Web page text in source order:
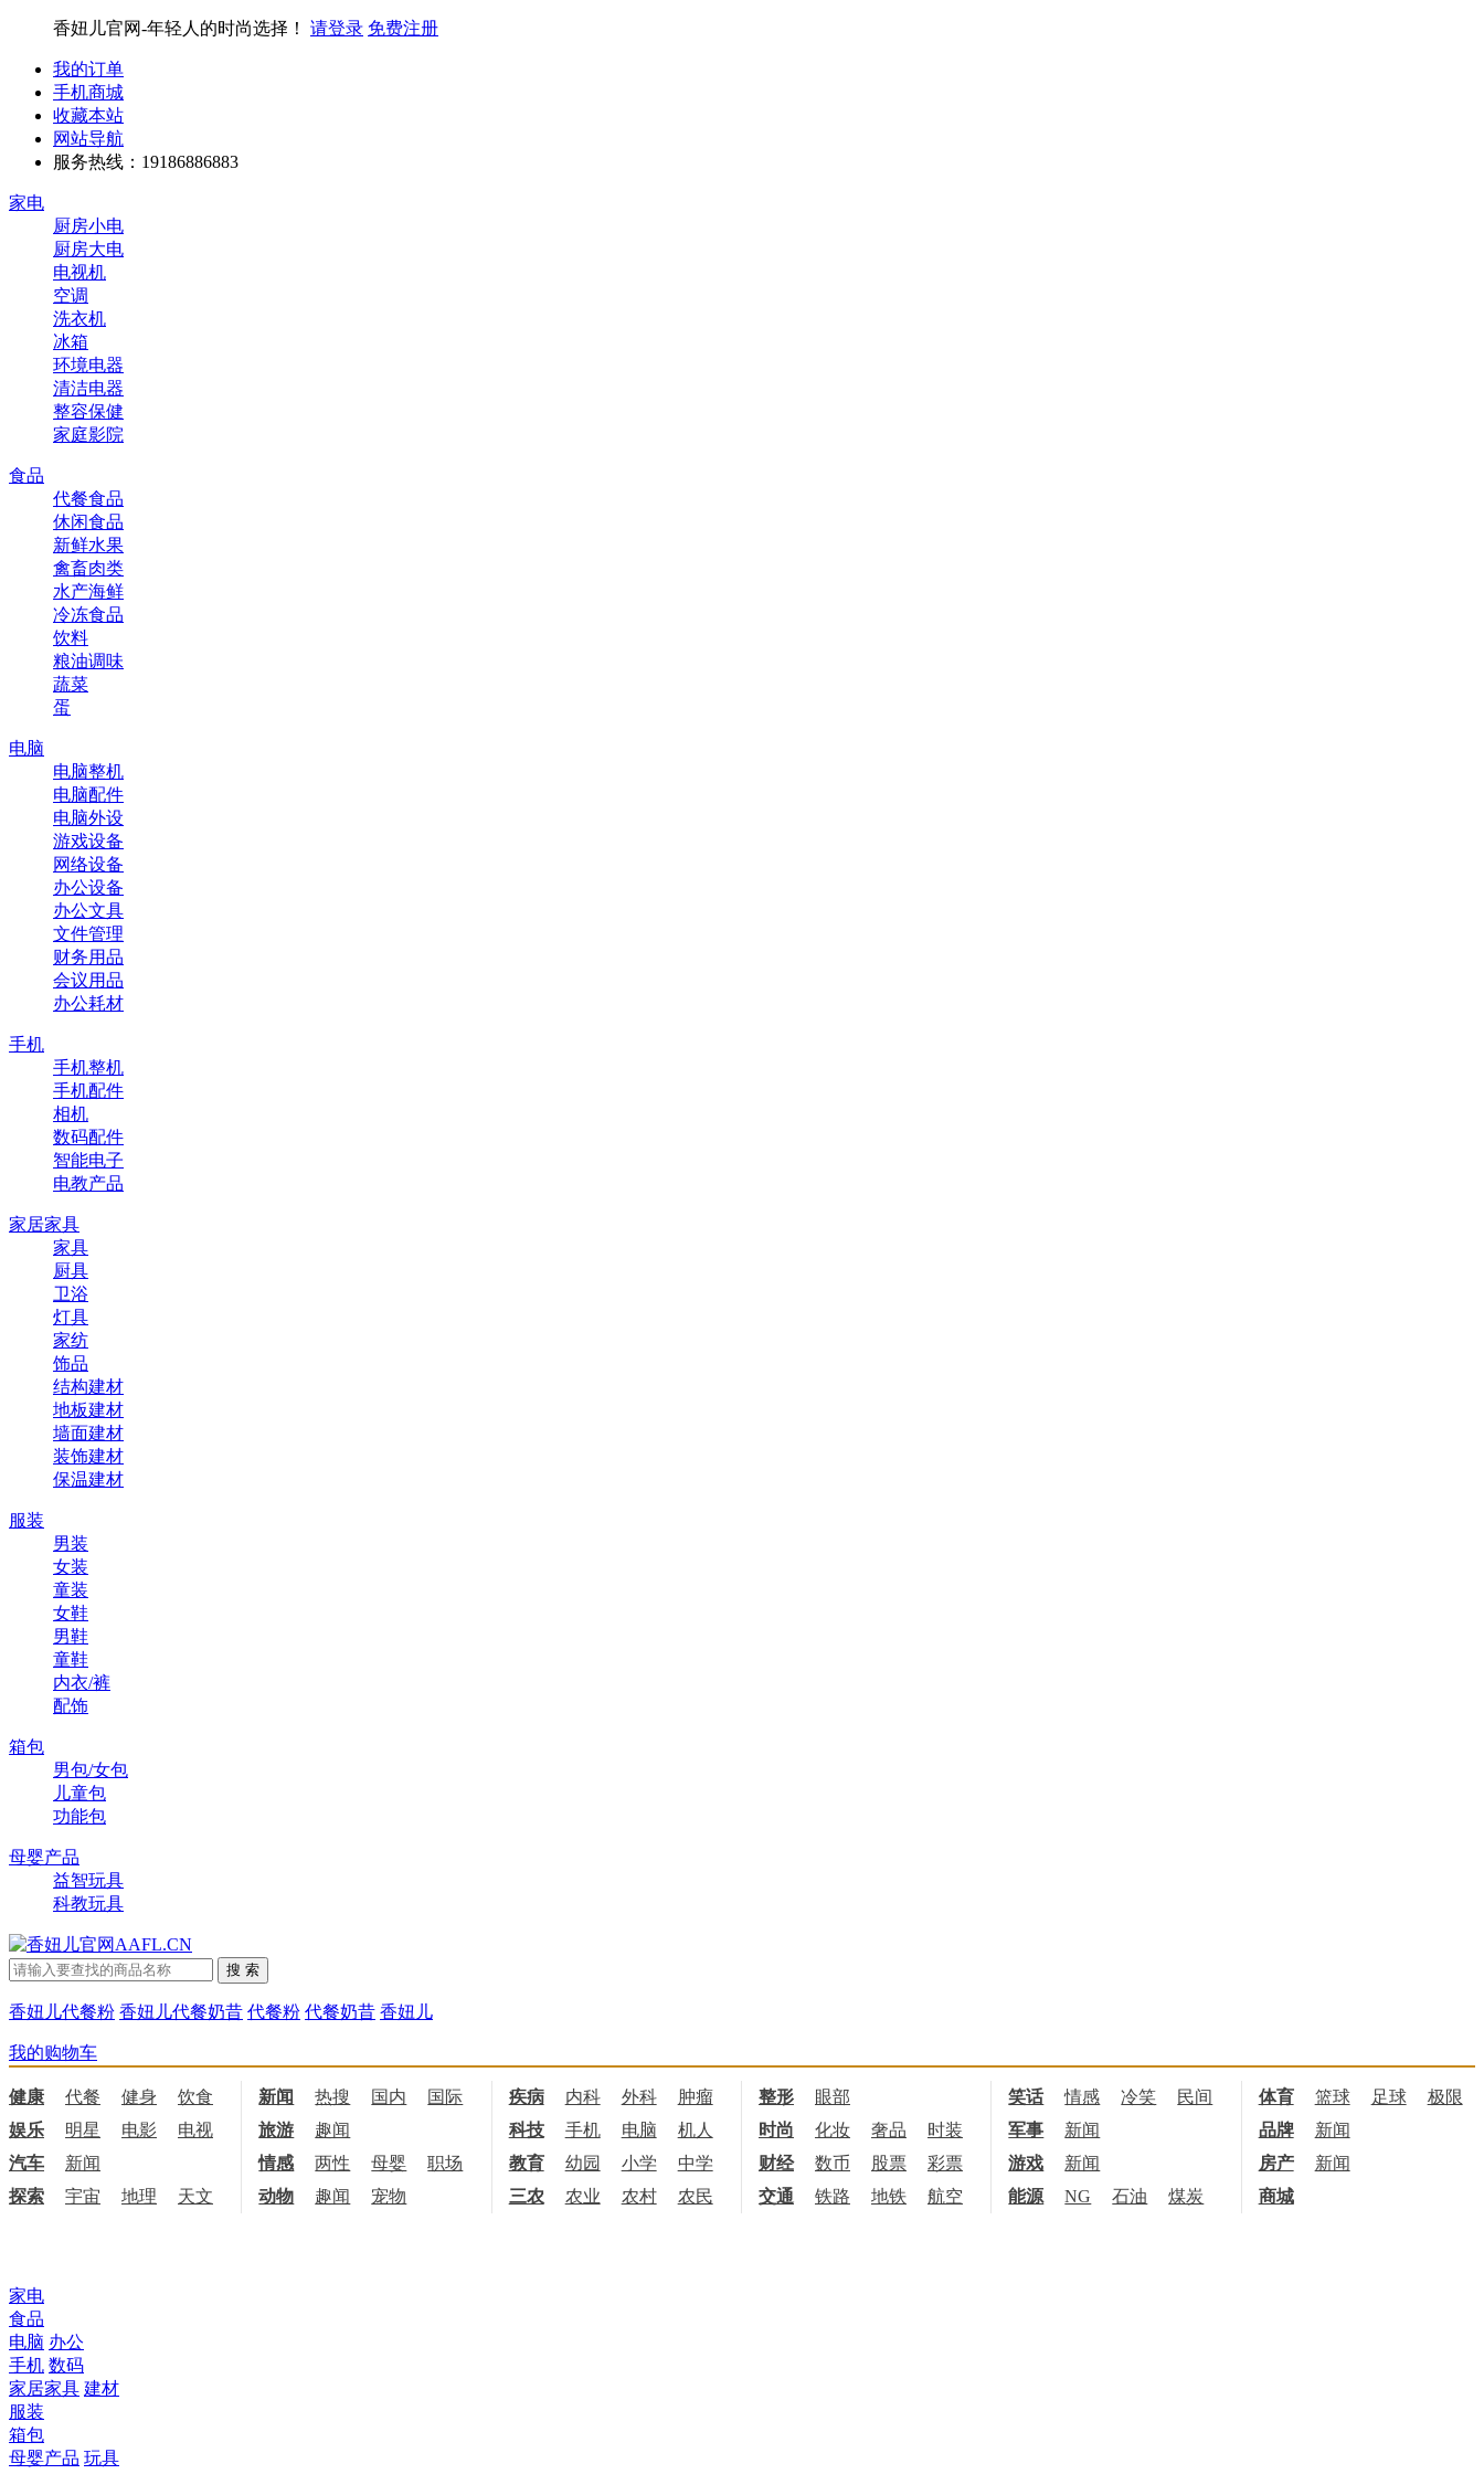
香妞儿官网-年轻人的时尚选择！ 请登录 免费注册
我的订单
手机商城
收藏本站
网站导航
服务热线：19186886883
家电
厨房小电
厨房大电
电视机
空调
洗衣机
冰箱
环境电器
清洁电器
整容保健
家庭影院
食品
代餐食品
休闲食品
新鲜水果
禽畜肉类
水产海鲜
冷冻食品
饮料
粮油调味
蔬菜
蛋
电脑
电脑整机
电脑配件
电脑外设
游戏设备
网络设备
办公设备
办公文具
文件管理
财务用品
会议用品
办公耗材
手机
手机整机
手机配件
相机
数码配件
智能电子
电教产品
家居家具
家具
厨具
卫浴
灯具
家纺
饰品
结构建材
地板建材
墙面建材
装饰建材
保温建材
服装
男装
女装
童装
女鞋
男鞋
童鞋
内衣/裤
配饰
箱包
男包/女包
儿童包
功能包
母婴产品
益智玩具
科教玩具
香妞儿代餐粉 香妞儿代餐奶昔 代餐粉 代餐奶昔 香妞儿
我的购物车
健康 代餐 健身 饮食 新闻 热搜 国内 国际 疾病 内科 外科 肿瘤 整形 眼部 笑话 情感 冷笑 民间 体育 篮球 足球
极限
娱乐
明星 电影 电视 旅游 趣闻 科技 手机 电脑 机人 时尚 化妆 奢品 时装 军事 新闻 品牌
新闻
汽车
新闻 情感 两性 母婴 职场 教育 幼园 小学 中学 财经 数币 股票 彩票 游戏 新闻 房产
新闻
探索
宇宙 地理 天文 动物 趣闻 宠物 三农 农业 农村 农民 交通 铁路 地铁 航空 能源 NG 石油 煤炭 商城
家电
食品
电脑 办公
手机 数码
家居家具 建材
服装
箱包
母婴产品 玩具